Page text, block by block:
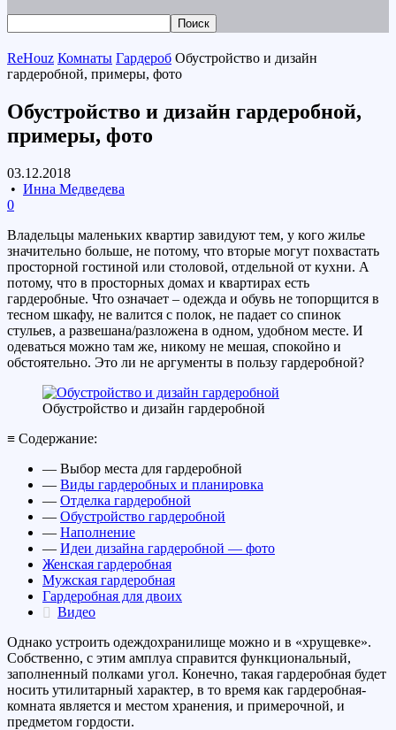
ReHouz Комнаты Гардероб Обустройство и дизайн
гардеробной, примеры, фото
Обустройство и дизайн гардеробной,
примеры, фото
03.12.2018
• Инна Медведева
0
Владельцы маленьких квартир завидуют тем, у кого жилье
значительно больше, не потому, что вторые могут похвастать
просторной гостиной или столовой, отдельной от кухни. А
потому, что в просторных домах и квартирах есть
гардеробные. Что означает – одежда и обувь не топорщится в
тесном шкафу, не валится с полок, не падает со спинок
стульев, а развешана/разложена в одном, удобном месте. И
одеваться можно там же, никому не мешая, спокойно и
обстоятельно. Это ли не аргументы в пользу гардеробной?
Обустройство и дизайн гардеробной
≡ Содержание:
— Выбор места для гардеробной
— Виды гардеробных и планировка
— Отделка гардеробной
— Обустройство гардеробной
— Наполнение
— Идеи дизайна гардеробной — фото
Женская гардеробная
Мужская гардеробная
Гардеробная для двоих
Видео
Однако устроить одеждохранилище можно и в «хрущевке».
Собственно, с этим амплуа справится функциональный,
заполненный полками угол. Конечно, такая гардеробная будет
носить утилитарный характер, в то время как гардеробная-
комната является и местом хранения, и примерочной, и
предметом гордости.